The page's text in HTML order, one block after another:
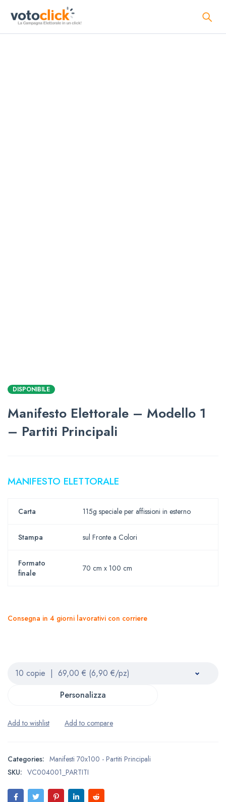
DISPONIBILE
Manifesto Elettorale – Modello 1
– Partiti Principali
MANIFESTO ELETTORALE
Carta 115g speciale per affissioni in esterno
Stampa sul Fronte a Colori
Formato
finale
70 cm x 100 cm
Consegna in 4 giorni lavorativi con corriere
Personalizza
Categories: Manifesti 70x100 - Partiti Principali
SKU: VC004001_PARTITI